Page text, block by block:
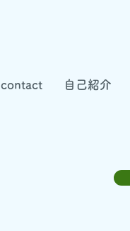
contact 自己紹介